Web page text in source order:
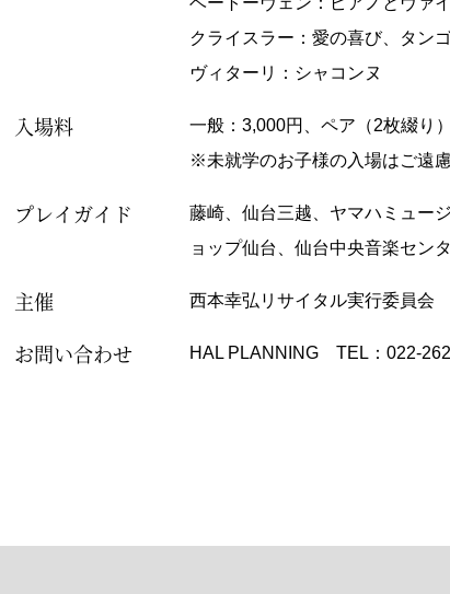
クライスラー：愛の喜び、タン
ヴィターリ：シャコンヌ
入場料
一般：3,000円、ペア（2枚綴り
※未就学のお子様の入場はご遠慮
プレイガイド
藤崎、仙台三越、ヤマハミュー
ョップ仙台、仙台中央音楽セン
主催 西本幸弘リサイタル実行委員会
お問い合わせ HAL PLANNING TEL：022-